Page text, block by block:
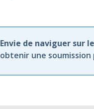
Envie de naviguer sur
obtenir une